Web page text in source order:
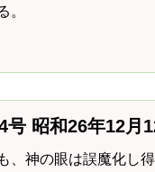
。
昭和26年12月
、神の眼は誤魔化し